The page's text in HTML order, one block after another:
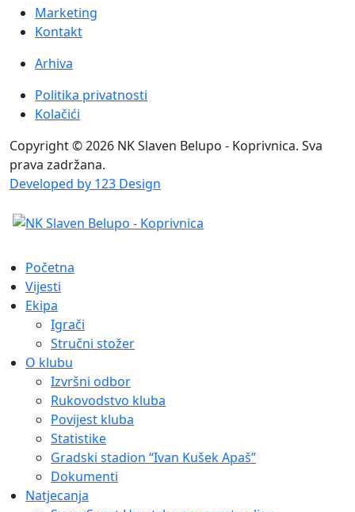
Marketing
Kontakt
Arhiva
Politika privatnosti
Kolačići
Copyright © 2026 NK Slaven Belupo - Koprivnica. Sva
prava zadržana.
Developed by 123 Design
Početna
Vijesti
Ekipa
Igrači
Stručni stožer
O klubu
Izvršni odbor
Rukovodstvo kluba
Povijest kluba
Statistike
Gradski stadion “Ivan Kušek Apaš”
Dokumenti
Natjecanja